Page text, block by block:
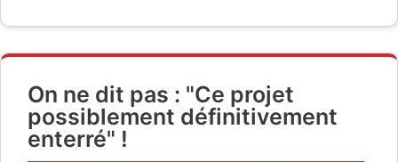
On ne dit pas : "Ce projet
possiblement définitivement
enterré" !